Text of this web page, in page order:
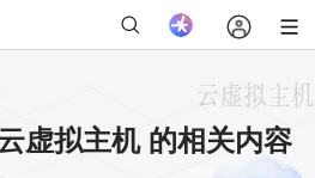
虚拟主机 的相关内容